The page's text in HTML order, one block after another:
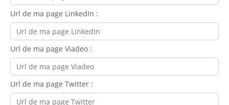
Url de ma page LinkedIn :
Url de ma page Viadeo :
Url de ma page Twitter :